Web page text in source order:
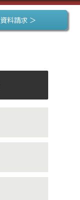
資料請求 ＞